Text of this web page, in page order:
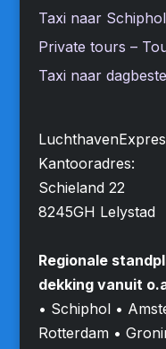
Taxi naar
Private tours –
Taxi naar
Kantooradres:
Schieland 22
8245GH Lelystad
Regionale
dekking vanuit
• Schiphol •
Rotterdam •